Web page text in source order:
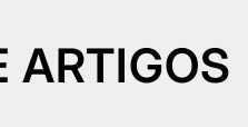
ARTIGOS